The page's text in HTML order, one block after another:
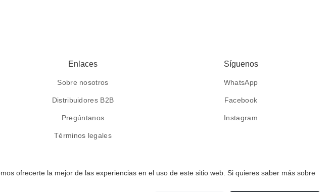
Enlaces
Sobre nosotros
Distribuidores B2B
Pregúntanos
Términos legales
Síguenos
WhatsApp
Facebook
Instagram
ofrecerte la mejor de las experiencias en el uso de este sitio web. Si quieres saber más sobre